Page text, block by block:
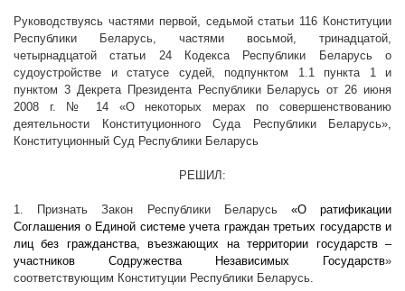
Руководствуясь частями первой, седьмой статьи 116 Конституции
Республики Беларусь, частями восьмой, тринадцатой,
четырнадцатой статьи 24 Кодекса Республики Беларусь о
судоустройстве и статусе судей, подпунктом 1.1 пункта 1 и
пунктом 3 Декрета Президента Республики Беларусь от 26 июня
2008 г. № 14 «О некоторых мерах по совершенствованию
деятельности Конституционного Суда Республики Беларусь»,
Конституционный Суд Республики Беларусь
РЕШИЛ:
1. Признать Закон Республики Беларусь «О ратификации
Соглашения о Единой системе учета граждан третьих государств и
лиц без гражданства, въезжающих на территории государств –
участников Содружества Независимых Государств»
соответствующим Конституции Республики Беларусь.